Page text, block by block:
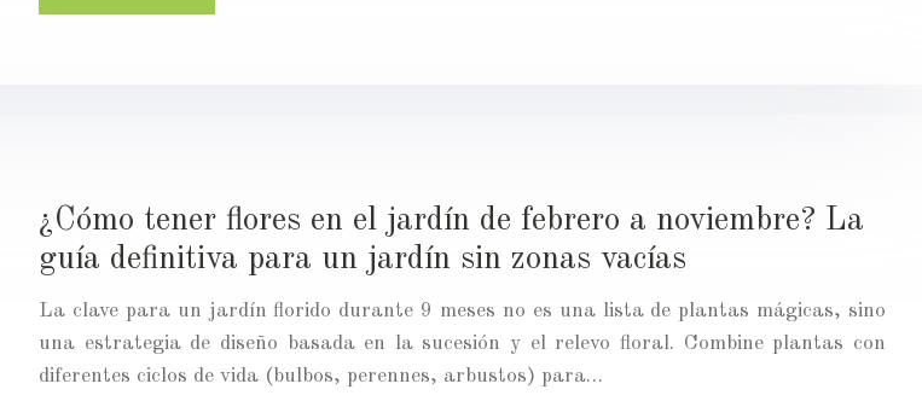
¿Cómo tener flores en el jardín de febrero a noviembre? La
guía definitiva para un jardín sin zonas vacías
La clave para un jardín florido durante 9 meses no es una lista de plantas mágicas, sino
una estrategia de diseño basada en la sucesión y el relevo floral. Combine plantas con
diferentes ciclos de vida (bulbos, perennes, arbustos) para…